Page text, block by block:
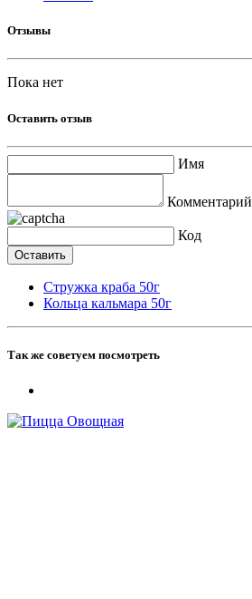
Отзывы
Пока нет
Оставить отзыв
Имя
Комментарий
Код
Стружка краба 50г
Кольца кальмара 50г
Так же советуем посмотреть